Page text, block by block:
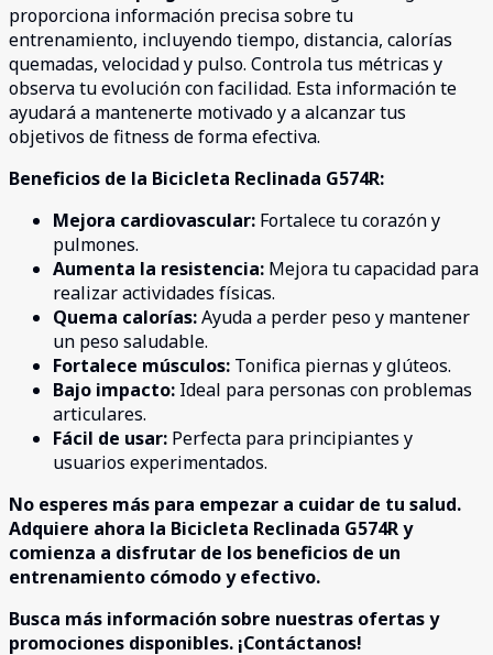
proporciona información precisa sobre tu
entrenamiento, incluyendo tiempo, distancia, calorías
quemadas, velocidad y pulso. Controla tus métricas y
observa tu evolución con facilidad. Esta información te
ayudará a mantenerte motivado y a alcanzar tus
objetivos de fitness de forma efectiva.
Beneficios de la Bicicleta Reclinada G574R:
Mejora cardiovascular: Fortalece tu corazón y
pulmones.
Aumenta la resistencia: Mejora tu capacidad para
realizar actividades físicas.
Quema calorías:Ayuda a perder peso y mantener
un peso saludable.
Fortalece músculos: Tonifica piernas y glúteos.
Bajo impacto: Ideal para personas con problemas
articulares.
Fácil de usar: Perfecta para principiantes y
usuarios experimentados.
No esperes más para empezar a cuidar de tu salud.
Adquiere ahora la Bicicleta Reclinada G574R y
comienza a disfrutar de los beneficios de un
entrenamiento cómodo y efectivo.
Busca más información sobre nuestras ofertas y
promociones disponibles. ¡Contáctanos!